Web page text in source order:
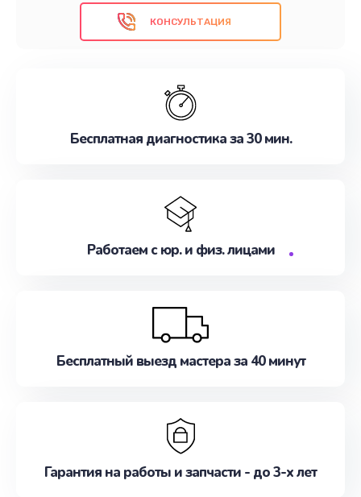
КОНСУЛЬТАЦИЯ
Бесплатная диагностика за 30 мин.
Работаем с юр. и физ. лицами
Бесплатный выезд мастера за 40 минут
Гарантия на работы и запчасти - до 3-х лет